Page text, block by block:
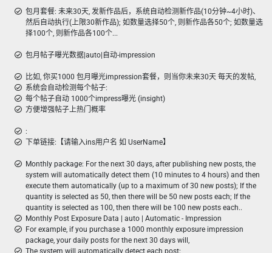
包月套餐: 未来30天, 发新作品后，系统自动检测新作品(10分钟~4小时)、
然后自动执行(上限30新作品); 如数量选择50个, 则新作品各50个; 如数量选
择100个, 则新作品各100个...
包月帖子曝光数据|auto|自动-impression
比如, 你买1000 包月曝光impression套餐，则当你未来30天 每天的发帖,
系统会自动检测每个帖子:
每个帖子自动 1000个impress曝光 (insight)
方便增强帖子上热门概率
:
下单链接:【请输入ins用户名 如 UserName】
Monthly package: For the next 30 days, after publishing new posts, the
system will automatically detect them (10 minutes to 4 hours) and then
execute them automatically (up to a maximum of 30 new posts); If the
quantity is selected as 50, then there will be 50 new posts each; If the
quantity is selected as 100, then there will be 100 new posts each..
Monthly Post Exposure Data | auto | Automatic - Impression
For example, if you purchase a 1000 monthly exposure impression
package, your daily posts for the next 30 days will,
The system will automatically detect each post: